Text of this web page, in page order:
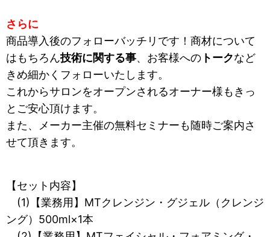
さらに
商品導入後のフォローバッチリです！商材について
はもちろん技術に関する事、お客様への トークなど
きめ細かくフォローいたします。
これからサロンをオープンされるオーナー様もきっ
とご安心頂けます。
また、メーカー主催の無料セミナーも随時ご案内さ
せて頂きます。
【セット内容】
(1)【業務用】MTクレンジン・グジェル（クレンジ
ング）500ml×1本